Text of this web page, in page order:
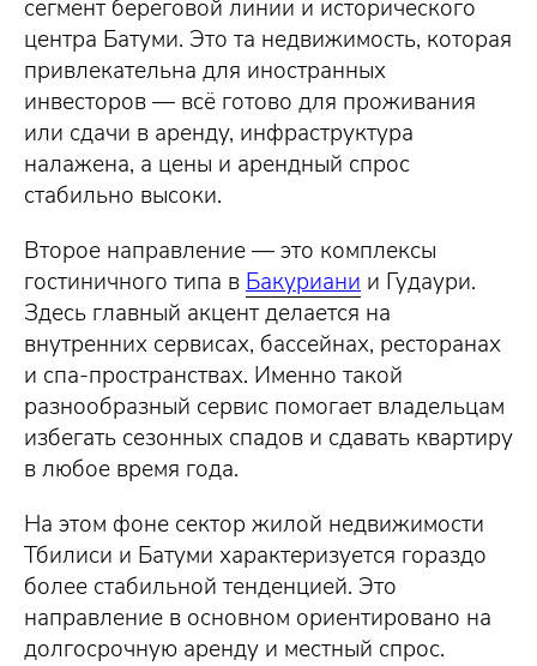
сегмент береговой линии и исторического
центра Батуми. Это та недвижимость, которая
привлекательна для иностранных
инвесторов — всё готово для проживания
или сдачи в аренду, инфраструктура
налажена, а цены и арендный спрос
стабильно высоки.
Второе направление — это комплексы
гостиничного типа в Бакуриани и Гудаури.
Здесь главный акцент делается на
внутренних сервисах, бассейнах, ресторанах
и спа-пространствах. Именно такой
разнообразный сервис помогает владельцам
избегать сезонных спадов и сдавать квартиру
в любое время года.
На этом фоне сектор жилой недвижимости
Тбилиси и Батуми характеризуется гораздо
более стабильной тенденцией. Это
направление в основном ориентировано на
долгосрочную аренду и местный спрос.